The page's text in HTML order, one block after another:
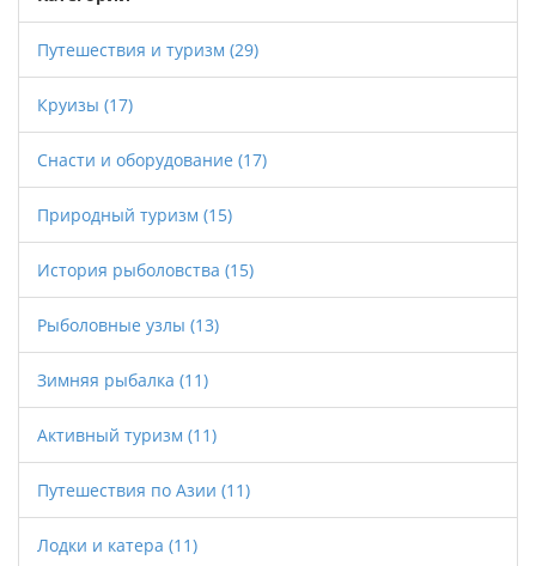
Путешествия и туризм (29)
Круизы (17)
Снасти и оборудование (17)
Природный туризм (15)
История рыболовства (15)
Рыболовные узлы (13)
Зимняя рыбалка (11)
Активный туризм (11)
Путешествия по Азии (11)
Лодки и катера (11)